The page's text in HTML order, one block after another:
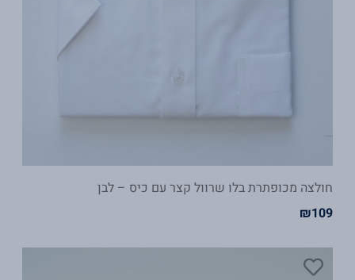
חולצה מכופתרת בלו שרוול קצר עם כיס – לבן
₪109